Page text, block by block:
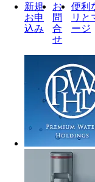
新規
お申
込み
お
問
合
せ
便利
リと
ージ